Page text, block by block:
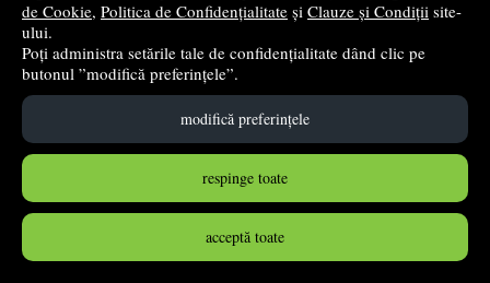
de Cookie, Politica de Confidențialitate și Clauze și Condiții site-
ului.
Poți administra setările tale de confidențialitate dând clic pe
butonul ”modifică preferințele”.
modifică preferințele
respinge toate
acceptă toate
Ortograme pas cu pas - Valentina Stefan-Caradeanu,
Florentina Hahaianu, Elena Apopei
Joy- 2019
17,80lei
19,90 lei